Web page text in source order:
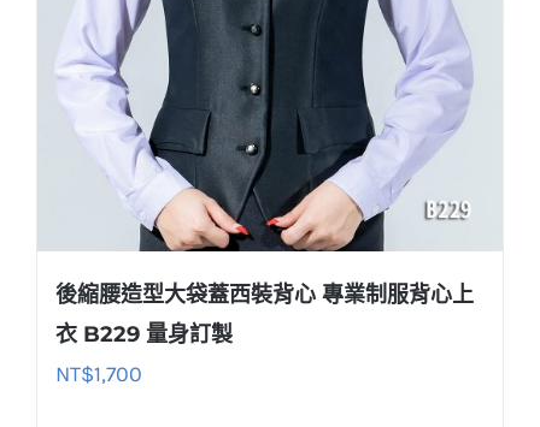
後縮腰造型大袋蓋西裝背心 專業制服背心上
衣 B229 量身訂製
NT$1,700